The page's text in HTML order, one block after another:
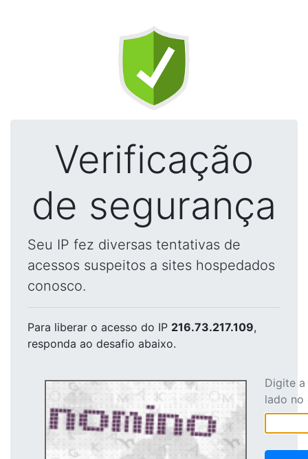
Verificação
de segurança
Seu IP fez diversas tentativas de
acessos suspeitos a sites hospedados
conosco.
Para liberar o acesso do IP 216.73.217.109,
responda ao desafio abaixo.
Digite
lado no